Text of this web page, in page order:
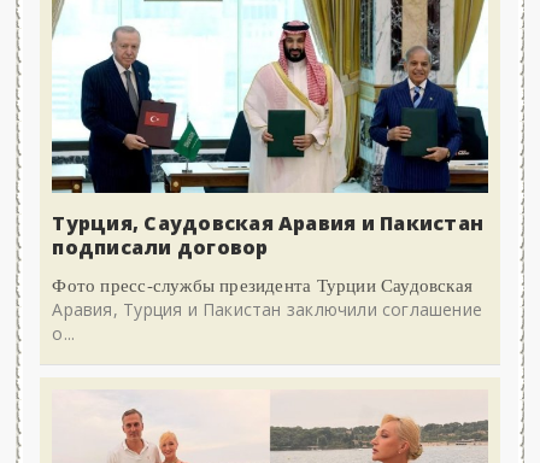
Турция, Саудовская Аравия и Пакистан
подписали договор
Фото пресс-службы президента Турции Саудовская
Аравия, Турция и Пакистан заключили соглашение
о...